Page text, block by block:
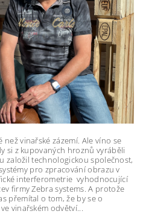
vinařské zázemí. Ale víno se
si z kupovaných hroznů vyráběli
založil technologickou společnost,
pro zpracování obrazu v
interferometrie vyhodnocující
firmy Zebra systems. A protože
přemítal o tom, že by se o
vinařském odvětví...